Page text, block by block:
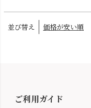
並び替え 価格が安い順
ご利用ガイド